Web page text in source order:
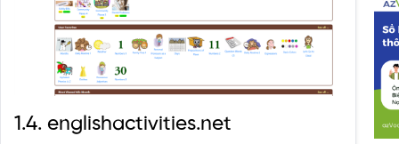
1.4. englishactivities.net